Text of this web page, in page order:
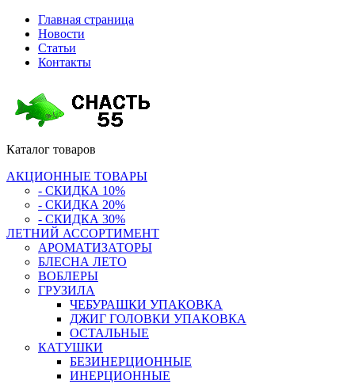
Главная страница
Новости
Статьи
Контакты
Каталог товаров
АКЦИОННЫЕ ТОВАРЫ
- СКИДКА 10%
- СКИДКА 20%
- СКИДКА 30%
ЛЕТНИЙ АССОРТИМЕНТ
АРОМАТИЗАТОРЫ
БЛЕСНА ЛЕТО
ВОБЛЕРЫ
ГРУЗИЛА
ЧЕБУРАШКИ УПАКОВКА
ДЖИГ ГОЛОВКИ УПАКОВКА
ОСТАЛЬНЫЕ
КАТУШКИ
БЕЗИНЕРЦИОННЫЕ
ИНЕРЦИОННЫЕ